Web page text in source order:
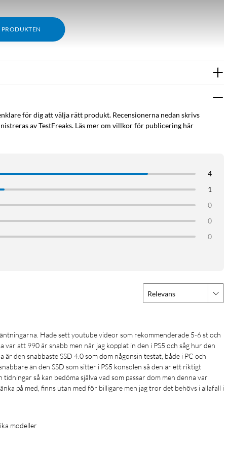
PRODUKTEN
hastigheter. Den interna kontrollenhetens smarta
höga läs- och skrivhastigheter för enastående
mer energi. Men 990 PRO förbrukar mindre ström med över
möjliggör maximal PCIe 4.0-prestanda med
att prestandan påverkas vid värmeutveckling. Få stabil
för dig att välja rätt produkt. Recensionerna nedan skrivs
av TestFreaks. Läs mer om villkor för publicering här
4
1
0
0
0
Relevans
att 990 är snabb men när jag kopplat in den i PS5 och såg hur den
den snabbaste SSD 4.0 som dom någonsin testat, både i PC och
än den SSD som sitter i PS5 konsolen så den är ett riktigt
så kan bedöma själva vad som passar dom men denna var
på med, finns utan med för billigare men jag tror det behövs i allafall i
modeller